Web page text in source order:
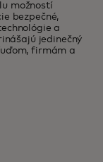
možností
bezpečné,
a
jedinečný
firmám a